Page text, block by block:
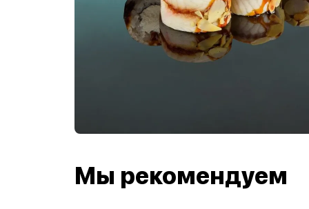
Мы рекомендуем